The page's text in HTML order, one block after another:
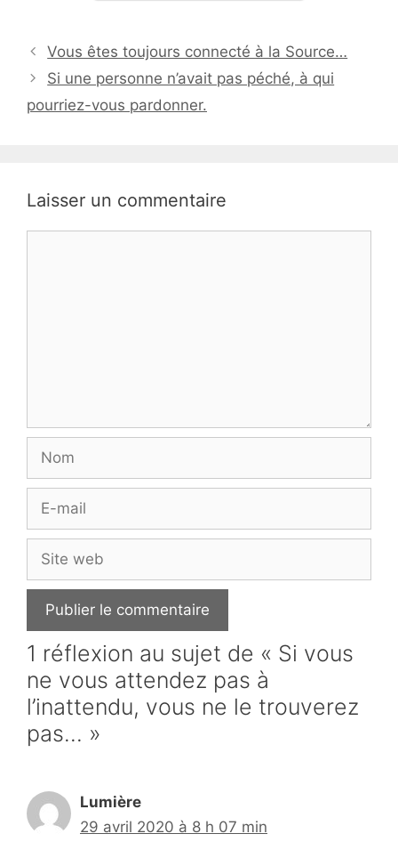
Vous êtes toujours connecté à la Source…
Si une personne n’avait pas péché, à qui
pourriez-vous pardonner.
Laisser un commentaire
mail
web
1 réflexion au sujet de « Si vous
ne vous attendez pas à
l’inattendu, vous ne le trouverez
pas… »
Lumière
29 avril 2020 à 8 h 07 min